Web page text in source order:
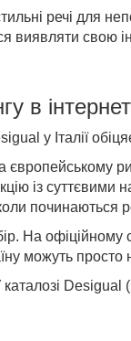
речі для
виявляти свою
в
у Італії
європейському
із суттєвими
починаються
. На офіційному
можуть просто
каталозі Desigual